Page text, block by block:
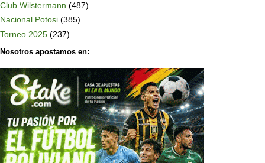
Club Wilstermann (487)
Nacional Potosi (385)
Torneo 2025 (237)
Nosotros apostamos en: